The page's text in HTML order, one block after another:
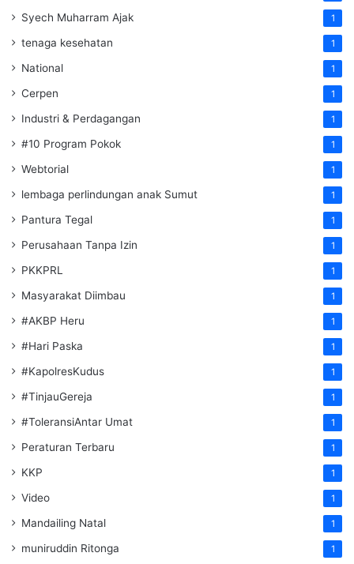
Syech Muharram Ajak 1
tenaga kesehatan 1
National 1
Cerpen 1
Industri & Perdagangan 1
#10 Program Pokok 1
Webtorial 1
lembaga perlindungan anak Sumut 1
Pantura Tegal 1
Perusahaan Tanpa Izin 1
PKKPRL 1
Masyarakat Diimbau 1
#AKBP Heru 1
#Hari Paska 1
#KapolresKudus 1
#TinjauGereja 1
#ToleransiAntar Umat 1
Peraturan Terbaru 1
KKP 1
Video 1
Mandailing Natal 1
muniruddin Ritonga 1